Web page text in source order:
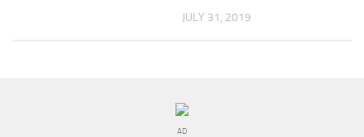
JULY 31, 2019
AD